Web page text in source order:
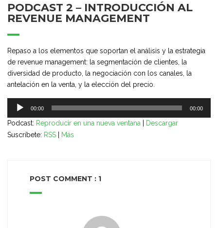
PODCAST 2 – INTRODUCCIÓN AL
REVENUE MANAGEMENT
Repaso a los elementos que soportan el análisis y la estrategia
de revenue management: la segmentación de clientes, la
diversidad de producto, la negociación con los canales, la
antelación en la venta, y la elección del precio.
Reproductor
audio
00:00 00:00
Podcast: Reproducir en una nueva ventana
Descargar
Suscríbete: RSS Más
POST COMMENT : 1